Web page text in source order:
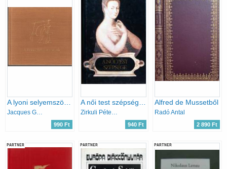
Jacques Gaucheron
990 Ft
Zirkuli Péter (szerk.)
940 Ft
Alfred de Mussetből
Radó Antal
2 890 Ft
PARTNER PARTNER PARTNER